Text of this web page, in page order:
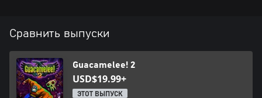
Сравнить выпуски
Guacamelee! 2
USD$19.99+
ЭТОТ ВЫПУСК